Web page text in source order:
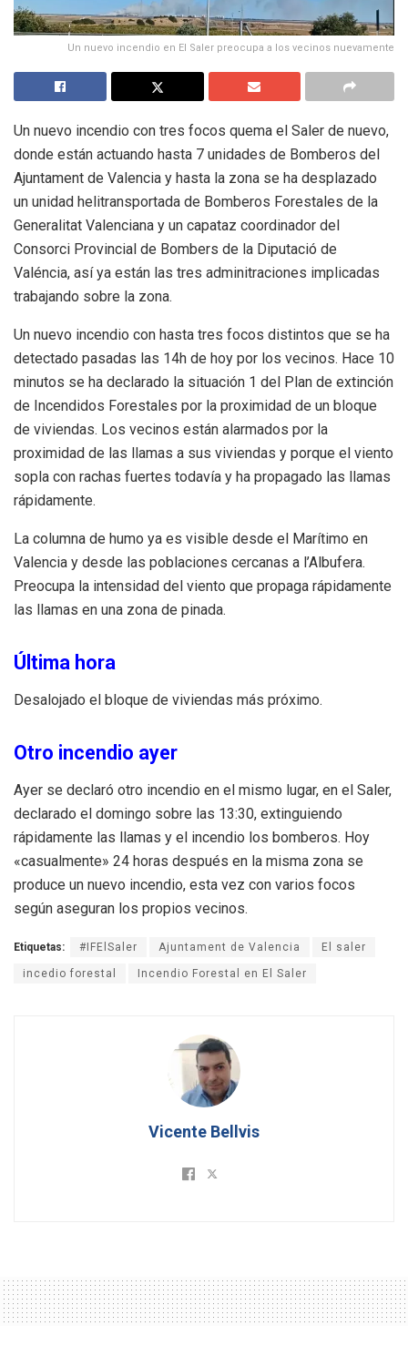
Un nuevo incendio en El Saler preocupa a los vecinos nuevamente
Un nuevo incendio con tres focos quema el Saler de nuevo,
donde están actuando hasta 7 unidades de Bomberos del
Ajuntament de Valencia y hasta la zona se ha desplazado
un unidad helitransportada de Bomberos Forestales de la
Generalitat Valenciana y un capataz coordinador del
Consorci Provincial de Bombers de la Diputació de
Valéncia, así ya están las tres adminitraciones implicadas
trabajando sobre la zona.
Un nuevo incendio con hasta tres focos distintos que se ha
detectado pasadas las 14h de hoy por los vecinos. Hace 10
minutos se ha declarado la situación 1 del Plan de extinción
de Incendidos Forestales por la proximidad de un bloque
de viviendas. Los vecinos están alarmados por la
proximidad de las llamas a sus viviendas y porque el viento
sopla con rachas fuertes todavía y ha propagado las llamas
rápidamente.
La columna de humo ya es visible desde el Marítimo en
Valencia y desde las poblaciones cercanas a l’Albufera.
Preocupa la intensidad del viento que propaga rápidamente
las llamas en una zona de pinada.
Última hora
Desalojado el bloque de viviendas más próximo.
Otro incendio ayer
Ayer se declaró otro incendio en el mismo lugar, en el Saler,
declarado el domingo sobre las 13:30, extinguiendo
rápidamente las llamas y el incendio los bomberos. Hoy
«casualmente» 24 horas después en la misma zona se
produce un nuevo incendio, esta vez con varios focos
según aseguran los propios vecinos.
Etiquetas: #IFElSaler Ajuntament de Valencia El saler
incedio forestal Incendio Forestal en El Saler
Vicente Bellvis